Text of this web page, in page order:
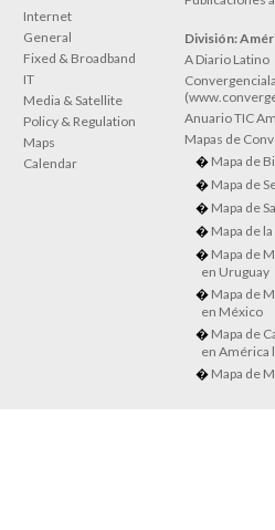
Internet
General
Fixed & Broadband
IT
Media & Satellite
Policy & Regulation
Maps
Calendar
División:
A Diario Latino
Anuario TIC
Mapas de
Mapa de
Mapa de
Mapa de
Mapa de
Mapa de
en Uruguay
Mapa de
en México
Mapa de
en América
Mapa de